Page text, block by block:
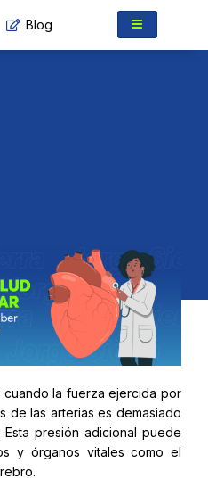
Blog
la fuerza ejercida por
de las arterias es demasiado
presión adicional puede
y órganos vitales como el